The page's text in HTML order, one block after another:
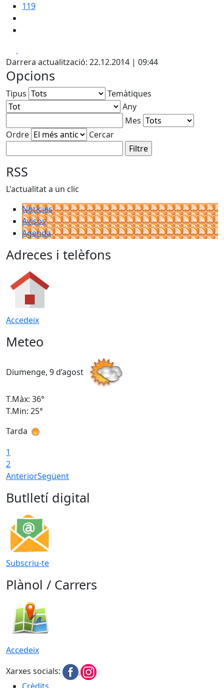
119
Darrera actualització: 22.12.2014 | 09:44
Opcions
Tipus
Temàtiques
Any
Mes
Ordre
Cercar
RSS
L'actualitat a un clic
Notícies
Avisos
Agenda
Adreces i telèfons
Accedeix
Meteo
Diumenge, 9 d’agost
T.Màx: 36°
T.Min: 25°
Tarda
1
2
AnteriorSegüent
Butlletí digital
Subscriu-te
Plànol / Carrers
Accedeix
Xarxes socials: